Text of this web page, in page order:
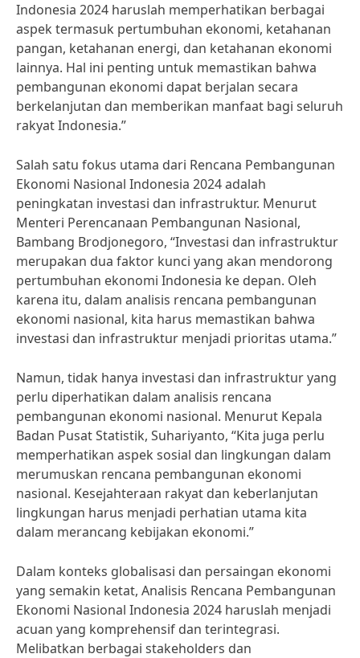
Indonesia 2024 haruslah memperhatikan berbagai
aspek termasuk pertumbuhan ekonomi, ketahanan
pangan, ketahanan energi, dan ketahanan ekonomi
lainnya. Hal ini penting untuk memastikan bahwa
pembangunan ekonomi dapat berjalan secara
berkelanjutan dan memberikan manfaat bagi seluruh
rakyat Indonesia.”
Salah satu fokus utama dari Rencana Pembangunan
Ekonomi Nasional Indonesia 2024 adalah
peningkatan investasi dan infrastruktur. Menurut
Menteri Perencanaan Pembangunan Nasional,
Bambang Brodjonegoro, “Investasi dan infrastruktur
merupakan dua faktor kunci yang akan mendorong
pertumbuhan ekonomi Indonesia ke depan. Oleh
karena itu, dalam analisis rencana pembangunan
ekonomi nasional, kita harus memastikan bahwa
investasi dan infrastruktur menjadi prioritas utama.”
Namun, tidak hanya investasi dan infrastruktur yang
perlu diperhatikan dalam analisis rencana
pembangunan ekonomi nasional. Menurut Kepala
Badan Pusat Statistik, Suhariyanto, “Kita juga perlu
memperhatikan aspek sosial dan lingkungan dalam
merumuskan rencana pembangunan ekonomi
nasional. Kesejahteraan rakyat dan keberlanjutan
lingkungan harus menjadi perhatian utama kita
dalam merancang kebijakan ekonomi.”
Dalam konteks globalisasi dan persaingan ekonomi
yang semakin ketat, Analisis Rencana Pembangunan
Ekonomi Nasional Indonesia 2024 haruslah menjadi
acuan yang komprehensif dan terintegrasi.
Melibatkan berbagai stakeholders dan